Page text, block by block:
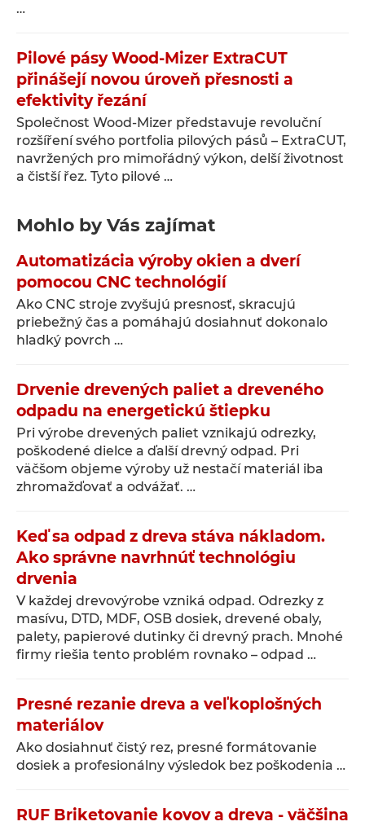
…
Pilové pásy Wood-Mizer ExtraCUT
přinášejí novou úroveň přesnosti a
efektivity řezání
Společnost Wood-Mizer představuje revoluční
rozšíření svého portfolia pilových pásů – ExtraCUT,
navržených pro mimořádný výkon, delší životnost
a čistší řez. Tyto pilové …
Mohlo by Vás zajímat
Automatizácia výroby okien a dverí
pomocou CNC technológií
Ako CNC stroje zvyšujú presnosť, skracujú
priebežný čas a pomáhajú dosiahnuť dokonalo
hladký povrch …
Drvenie drevených paliet a dreveného
odpadu na energetickú štiepku
Pri výrobe drevených paliet vznikajú odrezky,
poškodené dielce a ďalší drevný odpad. Pri
väčšom objeme výroby už nestačí materiál iba
zhromažďovať a odvážať. …
Keď sa odpad z dreva stáva nákladom.
Ako správne navrhnúť technológiu
drvenia
V každej drevovýrobe vzniká odpad. Odrezky z
masívu, DTD, MDF, OSB dosiek, drevené obaly,
palety, papierové dutinky či drevný prach. Mnohé
firmy riešia tento problém rovnako – odpad …
Presné rezanie dreva a veľkoplošných
materiálov
Ako dosiahnuť čistý rez, presné formátovanie
dosiek a profesionálny výsledok bez poškodenia …
RUF Briketovanie kovov a dreva - väčšina